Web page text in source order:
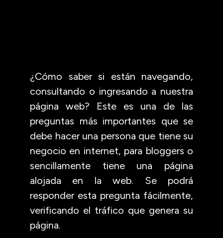
¿Cómo saber si están navegando,
consultando o ingresando a nuestra
página web? Este es una de las
preguntas más importantes que se
debe hacer una persona que tiene su
negocio en internet, para bloggers o
sencillamente tiene una página
alojada en la web. Se podrá
responder esta pregunta fácilmente,
verificando el tráfico que genera su
página.